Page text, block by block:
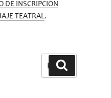
DE INSCRIPCIÓN
TEATRAL.
Buscar
por: